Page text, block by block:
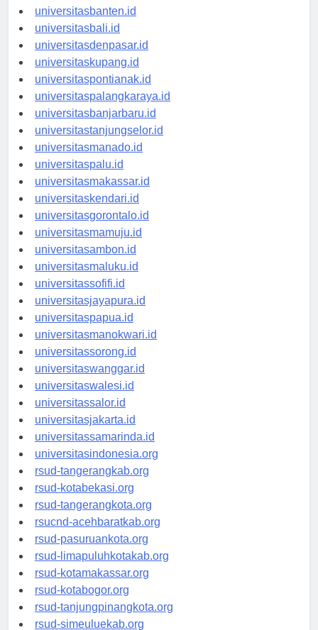
universitasserang.id
universitasbanten.id
universitasbali.id
universitasdenpasar.id
universitaskupang.id
universitaspontianak.id
universitaspalangkaraya.id
universitasbanjarbaru.id
universitastanjungselor.id
universitasmanado.id
universitaspalu.id
universitasmakassar.id
universitaskendari.id
universitasgorontalo.id
universitasmamuju.id
universitasambon.id
universitasmaluku.id
universitassofifi.id
universitasjayapura.id
universitaspapua.id
universitasmanokwari.id
universitassorong.id
universitaswanggar.id
universitaswalesi.id
universitassalor.id
universitasjakarta.id
universitassamarinda.id
universitasindonesia.org
rsud-tangerangkab.org
rsud-kotabekasi.org
rsud-tangerangkota.org
rsucnd-acehbaratkab.org
rsud-pasuruankota.org
rsud-limapuluhkotakab.org
rsud-kotamakassar.org
rsud-kotabogor.org
rsud-tanjungpinangkota.org